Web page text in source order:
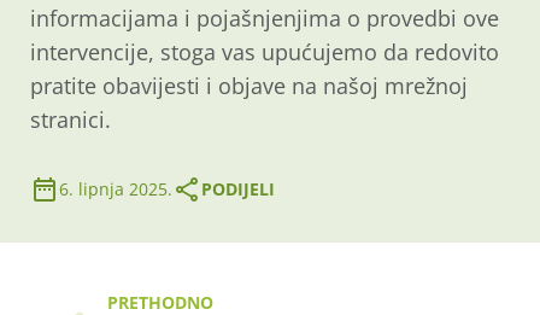
informacijama i pojašnjenjima o provedbi ove
intervencije, stoga vas upućujemo da redovito
pratite obavijesti i objave na našoj mrežnoj
stranici.
6. lipnja 2025. PODIJELI
PRETHODNO